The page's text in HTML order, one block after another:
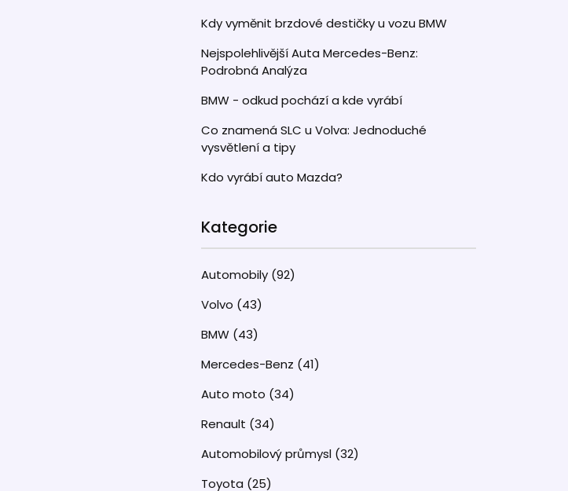
Kdy vyměnit brzdové destičky u vozu BMW
Nejspolehlivější Auta Mercedes-Benz:
Podrobná Analýza
BMW - odkud pochází a kde vyrábí
Co znamená SLC u Volva: Jednoduché
vysvětlení a tipy
Kdo vyrábí auto Mazda?
Kategorie
Automobily (92)
Volvo (43)
BMW (43)
Mercedes-Benz (41)
Auto moto (34)
Renault (34)
Automobilový průmysl (32)
Toyota (25)